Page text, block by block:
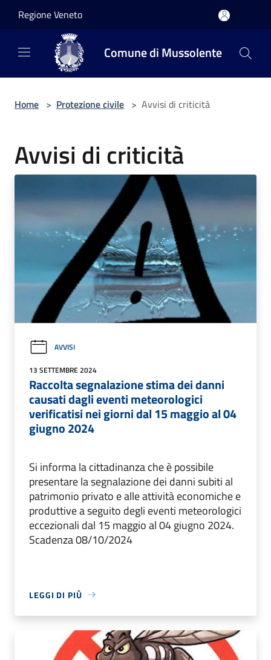
Regione Veneto
Comune di Mussolente
Home > Protezione civile > Avvisi di criticità
Avvisi di criticità
AVVISI
13 SETTEMBRE 2024
Raccolta segnalazione stima dei danni
causati dagli eventi meteorologici
verificatisi nei giorni dal 15 maggio al 04
giugno 2024
Si informa la cittadinanza che è possibile
presentare la segnalazione dei danni subiti al
patrimonio privato e alle attività economiche e
produttive a seguito degli eventi meteorologici
eccezionali dal 15 maggio al 04 giugno 2024.
Scadenza 08/10/2024
LEGGI DI PIÙ